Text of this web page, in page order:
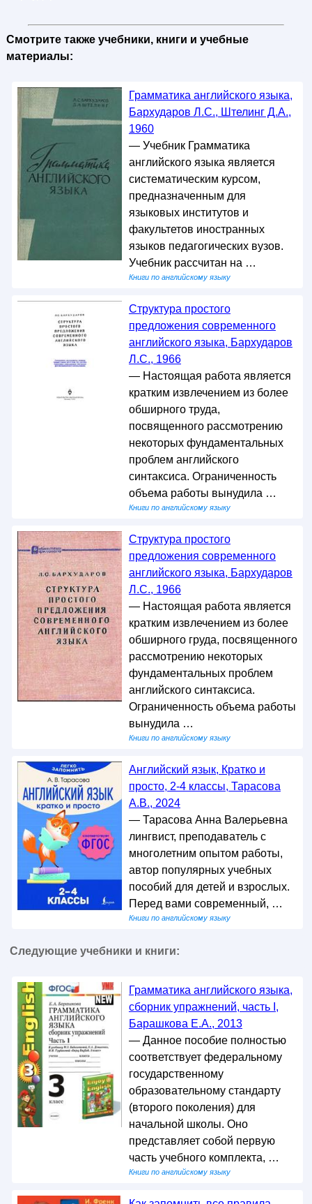
Смотрите также учебники, книги и учебные
материалы:
Грамматика английского языка,
Бархударов Л.С., Штелинг Д.А.,
1960
— Учебник Грамматика
английского языка является
систематическим курсом,
предназначенным для
языковых институтов и
факультетов иностранных
языков педагогических вузов.
Учебник рассчитан на …
Книги по английскому языку
Структура простого
предложения современного
английского языка, Бархударов
Л.С., 1966
— Настоящая работа является
кратким извлечением из более
обширного труда,
посвященного рассмотрению
некоторых фундаментальных
проблем английского
синтаксиса. Ограниченность
объема работы вынудила …
Книги по английскому языку
Структура простого
предложения современного
английского языка, Бархударов
Л.С., 1966
— Настоящая работа является
кратким извлечением из более
обширного груда, посвященного
рассмотрению некоторых
фундаментальных проблем
английского синтаксиса.
Ограниченность объема работы
вынудила …
Книги по английскому языку
Английский язык, Кратко и
просто, 2-4 классы, Тарасова
А.В., 2024
— Тарасова Анна Валерьевна
лингвист, преподаватель с
многолетним опытом работы,
автор популярных учебных
пособий для детей и взрослых.
Перед вами современный, …
Книги по английскому языку
Следующие учебники и книги:
Грамматика английского языка,
сборник упражнений, часть I,
Барашкова Е.А., 2013
— Данное пособие полностью
соответствует федеральному
государственному
образовательному стандарту
(второго поколения) для
начальной школы. Оно
представляет собой первую
часть учебного комплекта, …
Книги по английскому языку